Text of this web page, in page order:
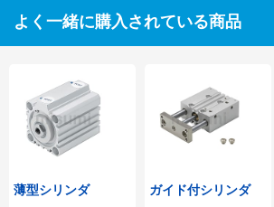
よく一緒に購入されている商品
薄型シリンダ ガイド付シリンダ